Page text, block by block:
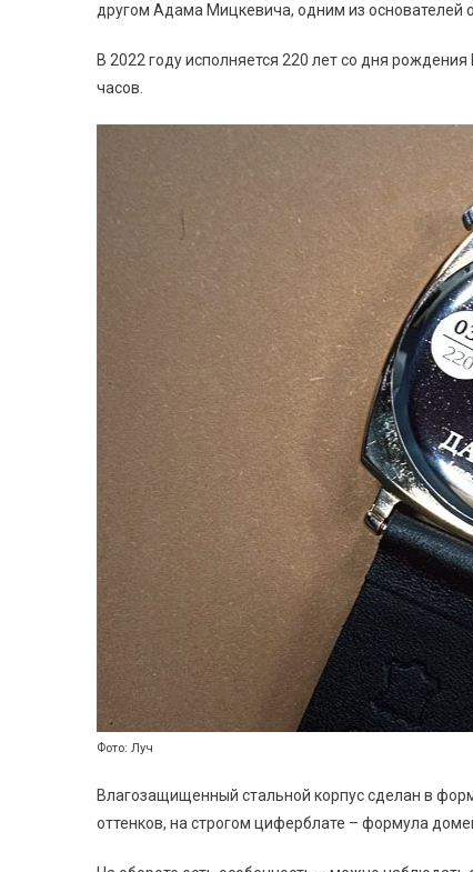
другом Адама Мицкевича, одним из основателей
В 2022 году исполняется 220 лет со дня
часов.
Фото: Луч
Влагозащищенный стальной корпус сделан в
оттенков, на строгом циферблате – формула